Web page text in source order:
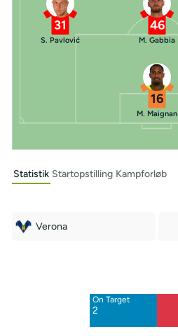
16
M. Maignan
31
S. Pavlović
46
M. Gabbia
Statistik Startopstilling Kampforløb
Verona
On Target
2